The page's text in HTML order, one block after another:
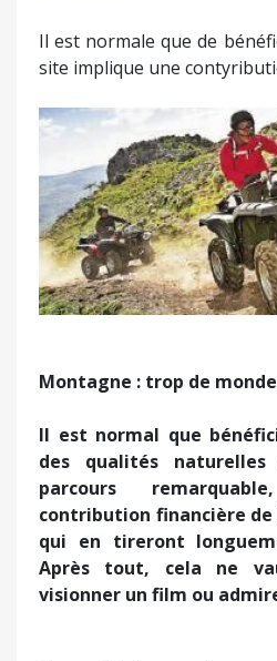
Il est normale que de
site implique une
Montagne : trop de
Il est normal que
des qualités naturelles
parcours
contribution financière
qui en tireront
Après tout, cela ne
visionner un film ou